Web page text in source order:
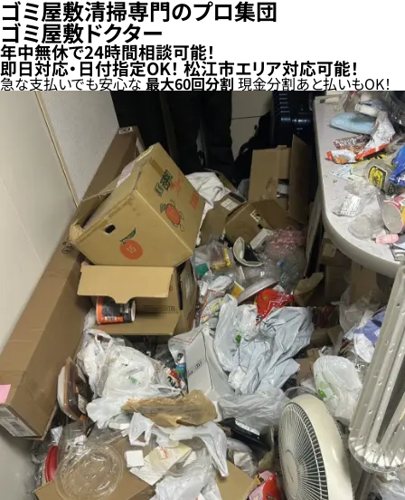
ゴミ屋敷清掃専門のプロ集団
ゴミ屋敷ドクター
年中無休で24時間相談可能！
即日対応・日付指定OK！ 松江市エリア対応可能！
急な支払いでも安心な最大60回分割 現金分割あと払いもOK！